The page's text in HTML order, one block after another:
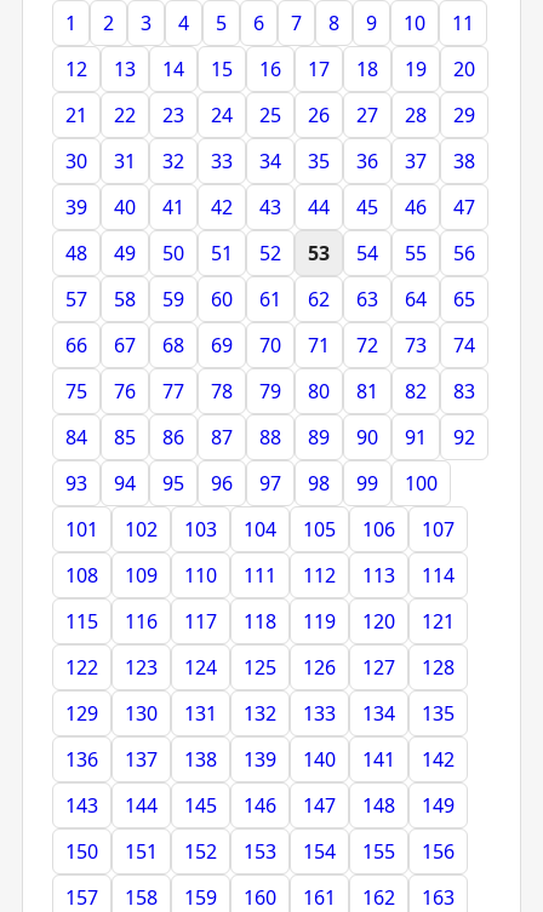
1 2 3 4 5 6 7 8 9 10
11
12
13 14 15 16 17 18 19
20
21
22 23 24 25 26 27 28
29
30
31 32 33 34 35 36 37
38
39
40 41 42 43 44 45 46
47
48
49 50 51 52 53 54 55
56
57
58 59 60 61 62 63 64
65
66
67 68 69 70 71 72 73
74
75
76 77 78 79 80 81 82
83
84
85 86 87 88 89 90 91
92
93
94 95 96 97 98 99
100
101
102 103 104 105 106
107
108
109 110 111 112 113
114
115
116 117 118 119 120
121
122
123 124 125 126 127
128
129
130 131 132 133 134
135
136
137 138 139 140 141
142
143
144 145 146 147 148
149
150
151 152 153 154 155
156
157
158 159 160 161 162
163